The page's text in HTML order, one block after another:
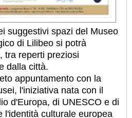
suggestivi spazi del Museo
di Lilibeo si potrà
tra reperti preziosi
dalla città.
appuntamento con la
l'iniziativa nata con il
d'Europa, di UNESCO e di
l'identità culturale europea